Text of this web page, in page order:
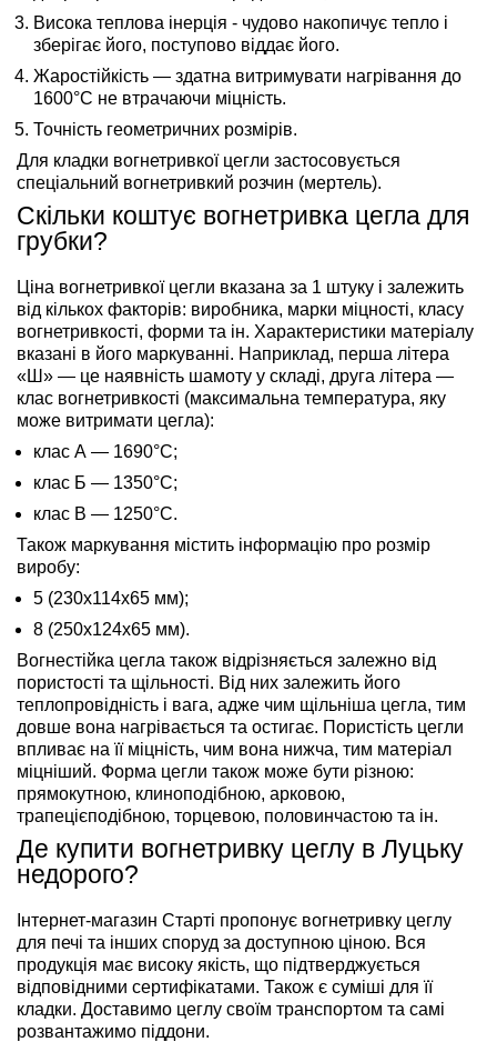
Висока теплова інерція - чудово накопичує тепло і
зберігає його, поступово віддає його.
Жаростійкість — здатна витримувати нагрівання до
1600°C не втрачаючи міцність.
Точність геометричних розмірів.
Для кладки вогнетривкої цегли застосовується
спеціальний вогнетривкий розчин (мертель).
Скільки коштує вогнетривка цегла для
грубки?
Ціна вогнетривкої цегли вказана за 1 штуку і залежить
від кількох факторів: виробника, марки міцності, класу
вогнетривкості, форми та ін. Характеристики матеріалу
вказані в його маркуванні. Наприклад, перша літера
«Ш» — це наявність шамоту у складі, друга літера —
клас вогнетривкості (максимальна температура, яку
може витримати цегла):
клас А — 1690°C;
клас Б — 1350°C;
клас В — 1250°C.
Також маркування містить інформацію про розмір
виробу:
5 (230х114х65 мм);
8 (250х124х65 мм).
Вогнестійка цегла також відрізняється залежно від
пористості та щільності. Від них залежить його
теплопровідність і вага, адже чим щільніша цегла, тим
довше вона нагрівається та остигає. Пористість цегли
впливає на її міцність, чим вона нижча, тим матеріал
міцніший. Форма цегли також може бути різною:
прямокутною, клиноподібною, арковою,
трапецієподібною, торцевою, половинчастою та ін.
Де купити вогнетривку цеглу в Луцьку
недорого?
Інтернет-магазин Старті пропонує вогнетривку цеглу
для печі та інших споруд за доступною ціною. Вся
продукція має високу якість, що підтверджується
відповідними сертифікатами. Також є суміші для її
кладки. Доставимо цеглу своїм транспортом та самі
розвантажимо піддони.